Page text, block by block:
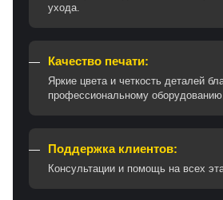
ухода.
Качество печати:
Яркие цвета и четкость деталей
профессиональному оборудованию.
Поддержка клиентов:
Консультации и помощь на всех